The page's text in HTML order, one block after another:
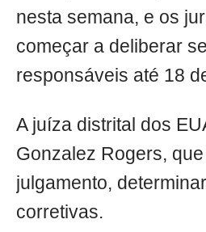
nesta semana, e os
começar a deliberar
responsáveis até 18
A juíza distrital dos
Gonzalez Rogers,
julgamento,
corretivas.